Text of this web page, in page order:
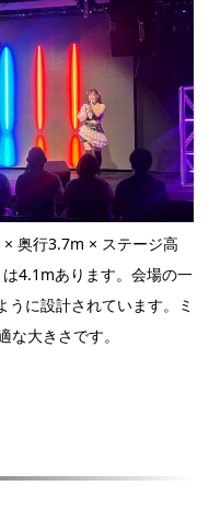
奥行3.7m × ステージ高
4.1mあります。会場の一
に設計されています。ミ
な大きさです。